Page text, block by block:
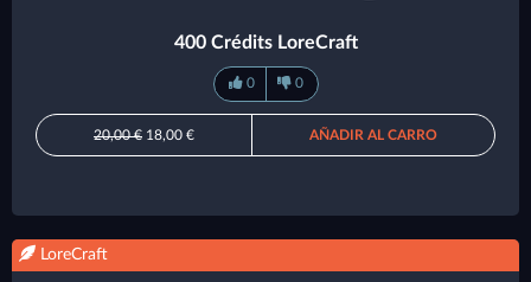
400 Crédits LoreCraft
0 0
20,00 € 18,00 € AÑADIR AL CARRO
LoreCraft